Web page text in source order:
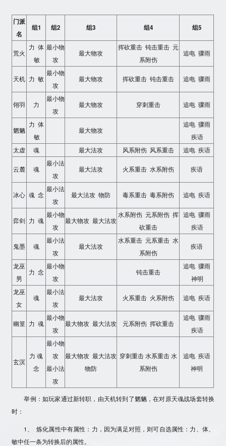
门派
名
组1 组2 组3 组4 组5
荒火
力 体
敏
最小物
攻
最大物攻
挥砍重击 钝击重击 元
系附伤
追电 骤雨
天机 力 敏
最小物
攻
最大物攻 挥砍重击 钝击重击 追电 骤雨
翎羽 力
最小物
攻
最大物攻 穿刺重击 追电 骤雨
魍魉
力 体
敏
最大物攻
追电 骤雨
疾语
太虚
魂 最大法攻 风系附伤 风系重击 追电 疾语
云麓 魂
最小法
攻
最大法攻 火系重击 水系附伤 疾语
冰心 魂 念
最小法
攻
最大法攻 物防 毒系重击 毒系附伤 追电 疾语
弈剑 力 魂
最小物
攻
最大物攻 最大法攻
水系附伤 元系附伤 挥
砍重击
追电 骤雨
疾语
鬼墨 魂
最小法
攻
最大法攻
水系重击 元系重击 水
系附伤
疾语
龙巫
男
力 念
最小物
攻
钝击重击
追电 骤雨
神明
龙巫
女
魂
最小法
攻
最大法攻 火系重击 火系附伤 追电 疾语
幽篁 力 魂
最小物
攻
最大物攻 最大法攻 元系附伤 挥砍重击
追电 骤雨
疾语
玄溟
力 魂
念
最小物
攻
最小法
攻
最大物攻 最大法攻
物防
穿刺重击 水系重击 水
系附伤
追电 疾语
神明
举例：如玩家通过新转职，由天机转到了魍魉，在对原天魂战场套转换
时：
1、 炼化属性中有属性：力，因为满足对照，则可自选属性：力、体、
敏中任一条为转换后的属性。